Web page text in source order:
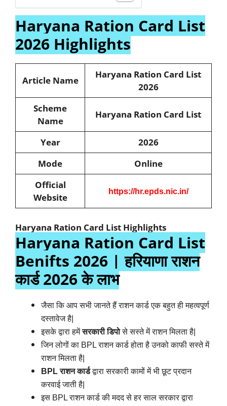
Haryana Ration Card List
2026 Highlights
Article Name
Haryana Ration Card List
2026
Scheme
Name
Haryana Ration Card List
Year
2026
Mode
Online
Official
Website
https://hr.epds.nic.in/
Haryana Ration Card List Highlights
Haryana Ration Card List
Benifts 2026 | हरियाणा राशन
कार्ड 2026 के लाभ
जैसा कि आप सभी जानते हैं राशन कार्ड एक बहुत ही महत्वपूर्ण
दस्तावेज है|
इसके द्वारा हमेंसरकारी डिपोसे सस्ते में राशन मिलता है|
जिन लोगों का BPL राशन कार्ड होता है उनको काफी सस्ते में
राशन मिलता है|
BPL राशन कार्डद्वारा सरकारी कामों में भी छूट प्रदान
करवाई जाती है|
इस BPL राशन कार्ड की मदद से हर साल सरकार द्वारा